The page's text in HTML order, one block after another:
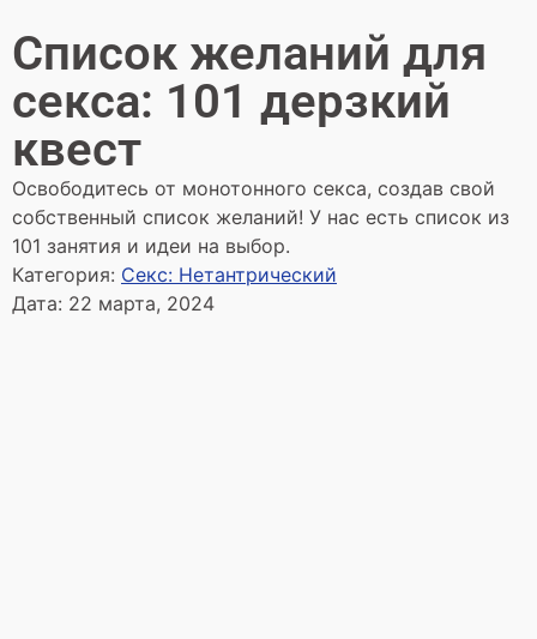
Список желаний для
секса: 101 дерзкий
квест
Освободитесь от монотонного секса, создав свой
собственный список желаний! У нас есть список из
101 занятия и идеи на выбор.
Категория: Секс: Нетантрический
Дата: 22 марта, 2024